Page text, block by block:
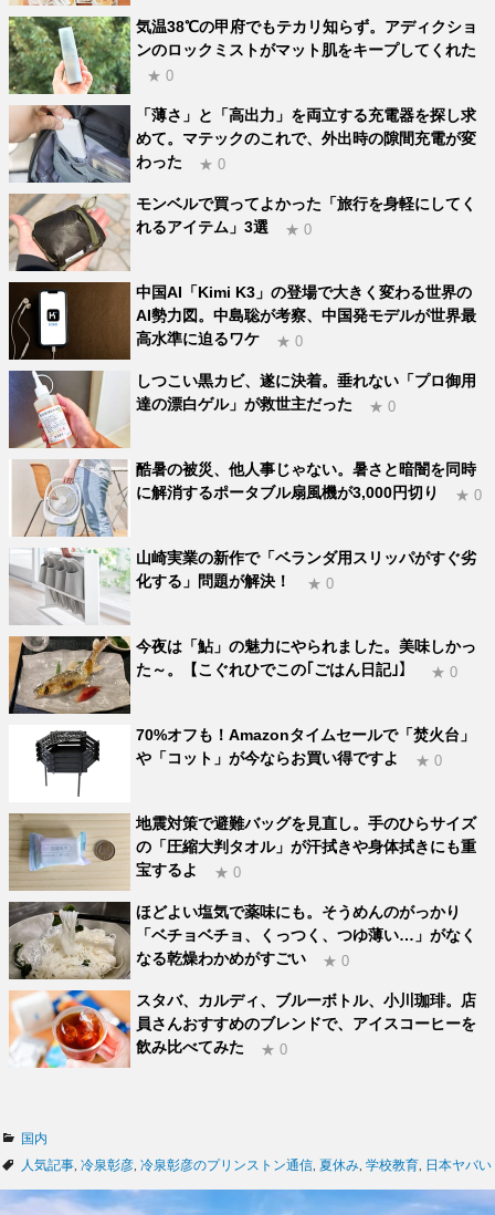
気温38℃の甲府でもテカリ知らず。アディクショ
ンのロックミストがマット肌をキープしてくれた
★ 0
「薄さ」と「高出力」を両立する充電器を探し求
めて。マテックのこれで、外出時の隙間充電が変
わった
★ 0
モンベルで買ってよかった「旅行を身軽にしてく
れるアイテム」3選
★ 0
中国AI「Kimi K3」の登場で大きく変わる世界の
AI勢力図。中島聡が考察、中国発モデルが世界最
高水準に迫るワケ
★ 0
しつこい黒カビ、遂に決着。垂れない「プロ御用
達の漂白ゲル」が救世主だった
★ 0
酷暑の被災、他人事じゃない。暑さと暗闇を同時
に解消するポータブル扇風機が3,000円切り
★ 0
山崎実業の新作で「ベランダ用スリッパがすぐ劣
化する」問題が解決！
★ 0
今夜は「鮎」の魅力にやられました。美味しかっ
た～。【こぐれひでこの｢ごはん日記｣】
★ 0
70%オフも！Amazonタイムセールで「焚火台」
や「コット」が今ならお買い得ですよ
★ 0
地震対策で避難バッグを見直し。手のひらサイズ
の「圧縮大判タオル」が汗拭きや身体拭きにも重
宝するよ
★ 0
ほどよい塩気で薬味にも。そうめんのがっかり
「ベチョベチョ、くっつく、つゆ薄い…」がなく
なる乾燥わかめがすごい
★ 0
スタバ、カルディ、ブルーボトル、小川珈琲。店
員さんおすすめのブレンドで、アイスコーヒーを
飲み比べてみた
★ 0
カ
テ
リ
国内
タ
人気記事 冷泉彰彦 冷泉彰彦のプリンストン通信 夏休み 学校教育 日本ヤバい